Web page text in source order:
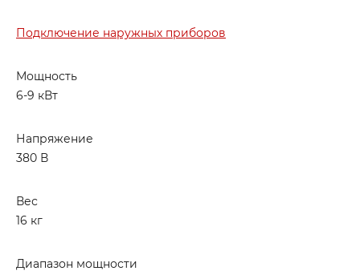
Подключение наружных приборов
Мощность
6-9 кВт
Напряжение
380 В
Вес
16 кг
Диапазон мощности